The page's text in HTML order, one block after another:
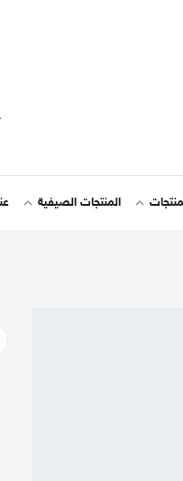
المنتجات الصيفية